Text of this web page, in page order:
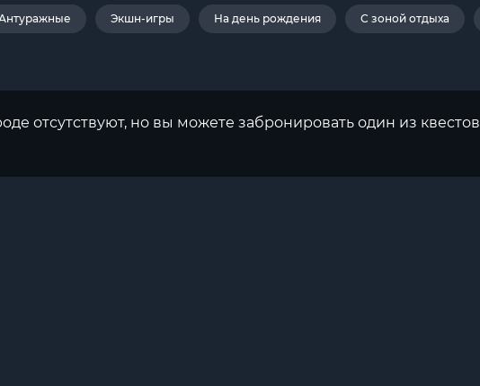
Экшн-игры На день рождения С зоной отдыха
отсутствуют, но вы можете забронировать один из квестов